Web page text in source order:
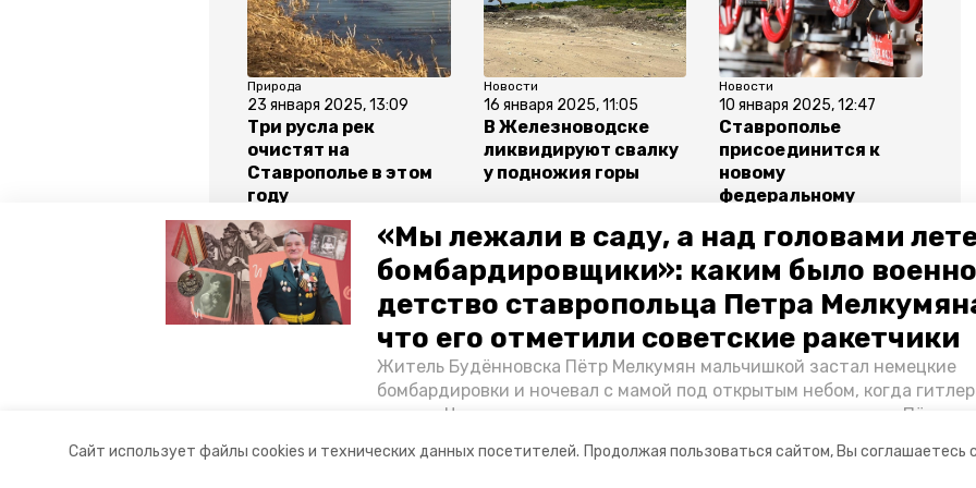
Сайт использует файлы cookies и технических данных посетителей. Продолжая пользоваться сайтом, Вы соглашаетесь с
«Мы лежали в саду, а над головами
бомбардировщики»: каким было
детство ставропольца Петра
что его отметили советские ракетчики
Житель Будённовска Пётр Мелкумян мальчишкой застал немецкие
бомбардировки и ночевал с мамой под открытым небом, когда
их дом. Чем запомнились эти дни, как выживали после и чем Пётр
Отечественной».
Природа
23 января 2025, 13:09
Три русла рек
очистят на
Ставрополье в этом
году
Новости
16 января 2025, 11:05
В Железноводске
ликвидируют свалку
у подножия горы
Новости
10 января 2025, 12:47
Ставрополье
присоединится к
новому
федеральному
коммунальной сфере
Все новости
водоканал светлоград